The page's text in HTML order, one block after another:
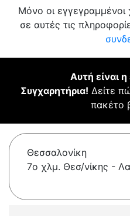
Μόνο οι
σε αυτές τις
Αυτή είναι η
Συγχαρητήρια! Δείτε
πακέτο
Θεσσαλονίκη
7o χλμ. Θεσ/νίκης -